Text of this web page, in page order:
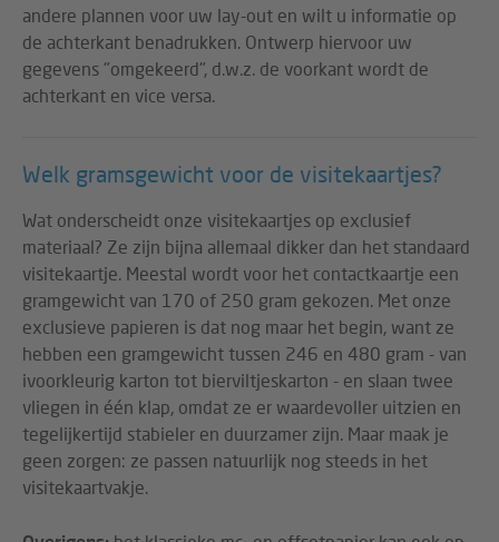
andere plannen voor uw lay-out en wilt u informatie op
de achterkant benadrukken. Ontwerp hiervoor uw
gegevens "omgekeerd", d.w.z. de voorkant wordt de
achterkant en vice versa.
Welk gramsgewicht voor de visitekaartjes?
Wat onderscheidt onze visitekaartjes op exclusief
materiaal? Ze zijn bijna allemaal dikker dan het standaard
visitekaartje. Meestal wordt voor het contactkaartje een
gramgewicht van 170 of 250 gram gekozen. Met onze
exclusieve papieren is dat nog maar het begin, want ze
hebben een gramgewicht tussen 246 en 480 gram - van
ivoorkleurig karton tot bierviltjeskarton - en slaan twee
vliegen in één klap, omdat ze er waardevoller uitzien en
tegelijkertijd stabieler en duurzamer zijn. Maar maak je
geen zorgen: ze passen natuurlijk nog steeds in het
visitekaartvakje.